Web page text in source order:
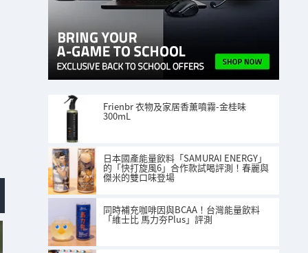
Frienbr 衣物及家居香薰噴霧-金桂味
300mL
日本國產能量飲料「SAMURAI ENERGY」
的「快打旋風6」合作款試喝評測！春麗與
傑米的雙口味登場
同時補充咖啡因與BCAA！台灣能量飲料
「維士比 馬力夯Plus」評測